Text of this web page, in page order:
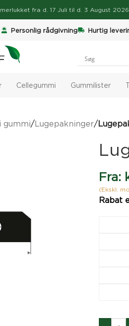
fra d. 17 Juli til d. 3 August
Personlig rådgivning Hurtig
Cellegummi Gummilister
gummi/Lugepakninger/
Fra:
(Ekskl.
Rabat